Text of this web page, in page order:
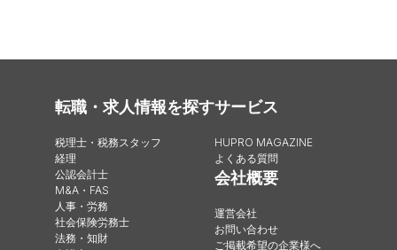
転職・求人情報を探す
税理士・税務スタッフ
経理
公認会計士
M&A・FAS
人事・労務
社会保険労務士
法務・知財
サービス
HUPRO MAGAZINE
よくある質問
会社概要
運営会社
お問い合わせ
ご掲載希望の企業様へ